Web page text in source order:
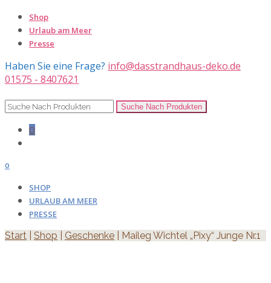
Shop
Urlaub am Meer
Presse
Haben Sie eine Frage? info@dasstrandhaus-deko.de
01575 - 8407621
0
0
SHOP
URLAUB AM MEER
PRESSE
Start Shop Geschenke | Maileg Wichtel „Pixy“ Junge Nr.1